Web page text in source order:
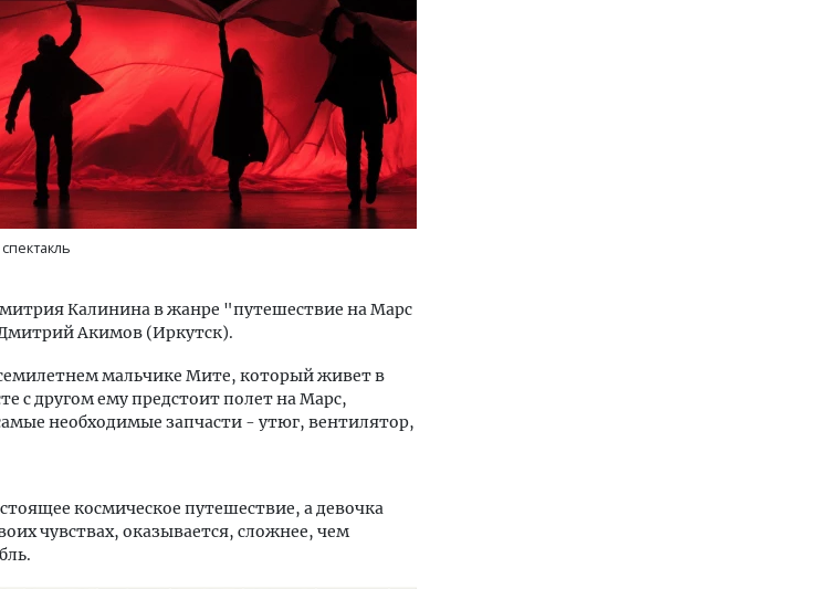
Калинина в жанре "путешествие на Марс
Акимов (Иркутск).
семилетнем мальчике Мите, который живет в
с другом ему предстоит полет на Марс,
необходимые запчасти - утюг, вентилятор,
космическое путешествие, а девочка
чувствах, оказывается, сложнее, чем